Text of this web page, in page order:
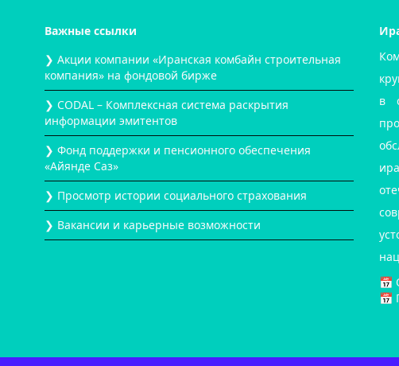
Важные ссылки
❯ Акции компании «Иранская комбайн строительная
компания» на фондовой бирже
❯ CODAL – Комплексная система раскрытия
информации эмитентов
❯ Фонд поддержки и пенсионного обеспечения
«Айянде Саз»
❯ Просмотр истории социального страхования
❯ Вакансии и карьерные возможности
в
📅️
📅